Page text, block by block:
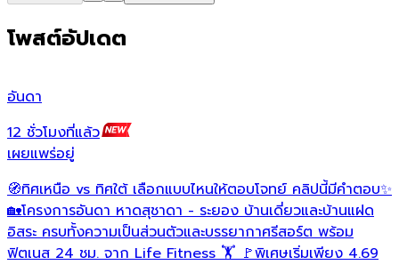
โพสต์อัปเดต
อันดา
12 ชั่วโมงที่แล้ว
เผยแพร่อยู่
🧭ทิศเหนือ vs ทิศใต้ เลือกแบบไหนให้ตอบโจทย์ คลิปนี้มีคำตอบ✨
🏡โครงการอันดา หาดสุชาดา - ระยอง บ้านเดี่ยวและบ้านแฝด
อิสระ ครบทั้งความเป็นส่วนตัวและบรรยากาศรีสอร์ต พร้อม
ฟิตเนส 24 ชม. จาก Life Fitness 🏋 🚩พิเศษเริ่มเพียง 4.69